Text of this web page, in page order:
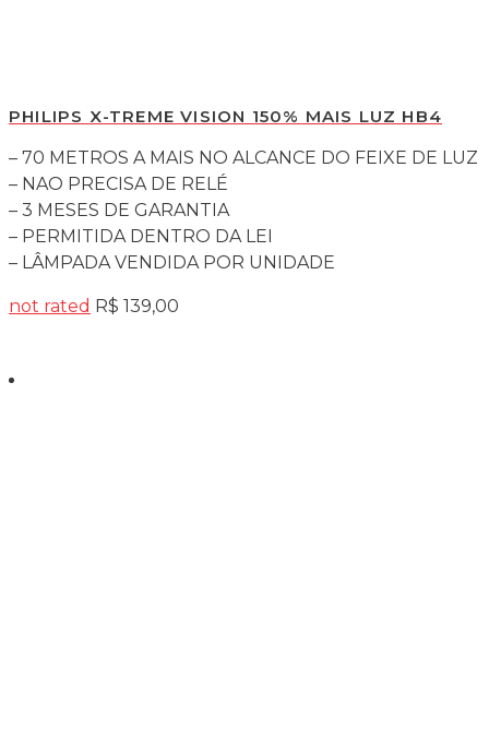
PHILIPS X-TREME VISION 150% MAIS LUZ HB4
– 70 METROS A MAIS NO ALCANCE DO FEIXE DE LUZ
– NAO PRECISA DE RELÉ
– 3 MESES DE GARANTIA
– PERMITIDA DENTRO DA LEI
– LÂMPADA VENDIDA POR UNIDADE
not rated R$ 139,00